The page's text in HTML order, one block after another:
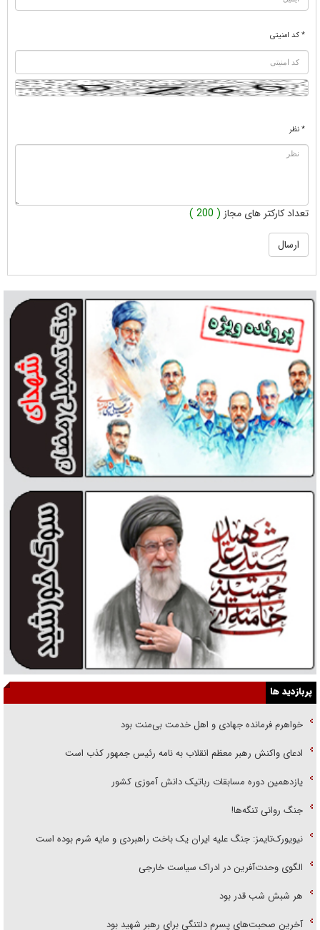
* کد امنیتی
* نظر
تعداد کارکتر های مجاز ( 200 )
پربازدید ها
خواهرم فرمانده جهادی و اهل خدمت بی‌منت بود
ادعای واکنش رهبر معظم انقلاب به نامه رئیس جمهور کذب است
یازدهمین دوره مسابقات رباتیک دانش آموزی کشور
جنگ روانی تنگه‌ها!
نیویورک‌تایمز: جنگ علیه ایران یک باخت راهبردی و مایه شرم بوده است
الگوی وحدت‌آفرین در ادراک سیاست خارجی
هر شبش شب قدر بود
آخرین صحبت‌های پسرم دلتنگی برای رهبر شهید بود